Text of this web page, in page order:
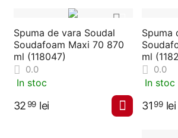
Spuma de vara Soudal
Soudafoam Maxi 70 870
ml (118047)
0.0
In stoc
32 99 lei
Spuma
ml
0.0
In stoc
31 99 lei